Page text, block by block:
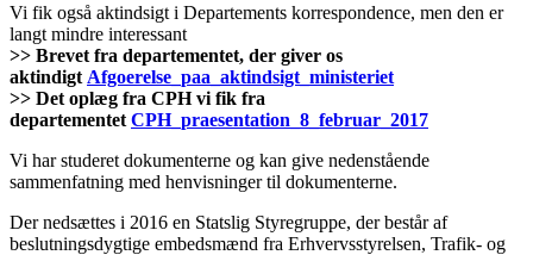
Vi fik også aktindsigt i Departements korrespondence, men den er
langt mindre interessant
>> Brevet fra departementet, der giver os
aktindigt Afgoerelse_paa_aktindsigt_ministeriet
>> Det oplæg fra CPH vi fik fra
departementet CPH_praesentation_8_februar_2017
Vi har studeret dokumenterne og kan give nedenstående
sammenfatning med henvisninger til dokumenterne.
Der nedsættes i 2016 en Statslig Styregruppe, der består af
beslutningsdygtige embedsmænd fra Erhvervsstyrelsen, Trafik- og